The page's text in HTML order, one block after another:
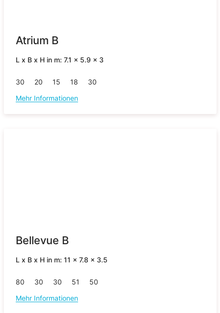
Atrium B
L x B x H in m: 7.1 x 5.9 x 3
30 20 15 18
30
Mehr Informationen
Bellevue B
L x B x H in m: 11 x 7.8 x 3.5
80 30 30 51
50
Mehr Informationen